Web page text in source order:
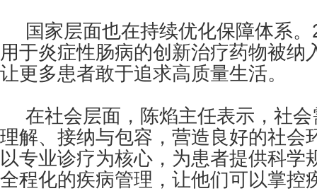
国家层面也在持续优化保障体系
用于炎症性肠病的创新治疗药物被纳
让更多患者敢于追求高质量生活。
在社会层面，陈焰主任表示，社
理解、接纳与包容，营造良好的社会
以专业诊疗为核心，为患者提供科学
全程化的疾病管理，让他们可以掌控